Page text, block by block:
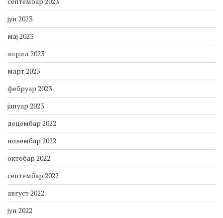
јун 2023
мај 2023
април 2023
март 2023
фебруар 2023
јануар 2023
децембар 2022
новембар 2022
октобар 2022
септембар 2022
август 2022
јун 2022